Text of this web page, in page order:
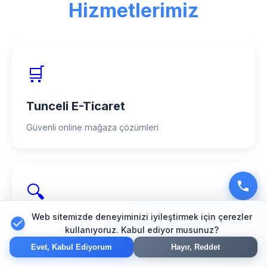
Hizmetlerimiz
🛒
Tunceli E-Ticaret
Güvenli online mağaza çözümleri
🔍
Tunceli SEO
Arama motoru optimizasyonu
Web sitemizde deneyiminizi iyileştirmek için çerezler
kullanıyoruz. Kabul ediyor musunuz?
Evet, Kabul Ediyorum Hayır, Reddet